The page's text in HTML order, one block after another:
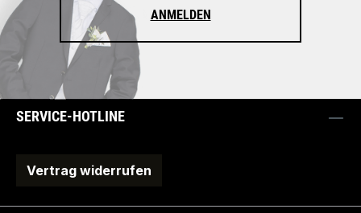
ANMELDEN
SERVICE-HOTLINE
Vertrag widerrufen